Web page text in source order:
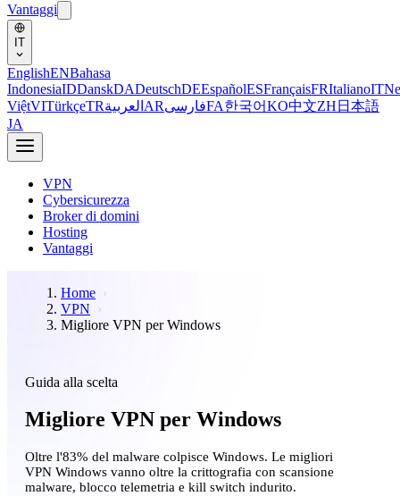
Vantaggi
IT
EnglishENBahasa
IndonesiaIDDanskDADeutschDEEspañolESFrançaisFRItalianoIT
ViệtVITürkçeTRالعربية ARفارسیFA한국어KO中文ZH 日本語
JA
VPN
Cybersicurezza
Broker di domini
Hosting
Vantaggi
Home
VPN
Migliore VPN per Windows
Guida alla scelta
Migliore VPN per Windows
Oltre l'83% del malware colpisce Windows. Le migliori
VPN Windows vanno oltre la crittografia con scansione
malware, blocco telemetria e kill switch indurito.